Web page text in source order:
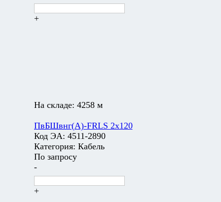
+
На складе: 4258 м
ПвБШвнг(А)-FRLS 2х120
Код ЭА: 4511-2890
Категория: Кабель
По запросу
-
+